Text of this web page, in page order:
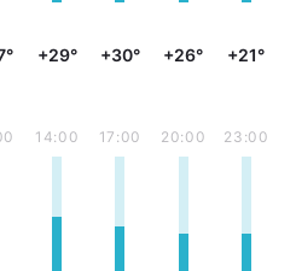
+29° +30° +26° +21°
14:00 17:00 20:00 23:00